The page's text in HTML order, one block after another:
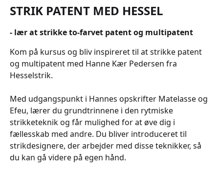
STRIK PATENT MED HESSEL
- lær at strikke to-farvet patent og multipatent
Kom på kursus og bliv inspireret til at strikke patent
og multipatent med Hanne Kær Pedersen fra
Hesselstrik.
Med udgangspunkt i Hannes opskrifter Matelasse og
Efeu, lærer du grundtrinnene i den rytmiske
strikketeknik og får mulighed for at øve dig i
fællesskab med andre. Du bliver introduceret til
strikdesignere, der arbejder med disse teknikker, så
du kan gå videre på egen hånd.